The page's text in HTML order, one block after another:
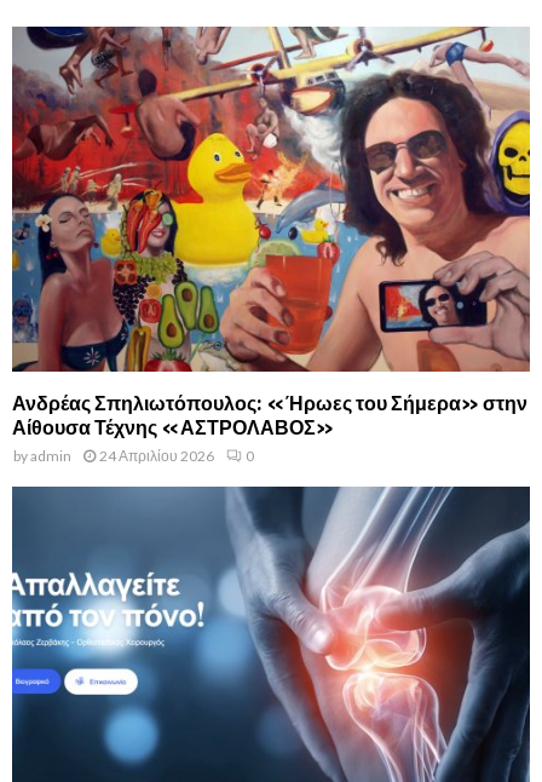
Ανδρέας Σπηλιωτόπουλος: «Ήρωες του Σήμερα» στην
Αίθουσα Τέχνης «ΑΣΤΡΟΛΑΒΟΣ»
byadmin 24 Απριλίου 2026 0